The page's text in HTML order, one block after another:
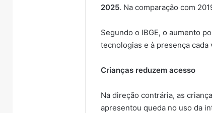
2025. Na comparação com
Segundo o IBGE, o aumento
tecnologias e à presença
Crianças reduzem acesso
Na direção contrária, as
apresentou queda no uso da